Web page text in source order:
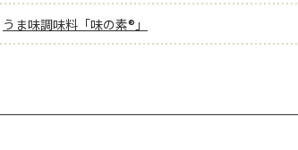
うま味調味料「味の素®」